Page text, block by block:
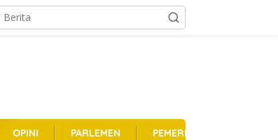
OPINI PARLEMEN PEMERINTAHAN